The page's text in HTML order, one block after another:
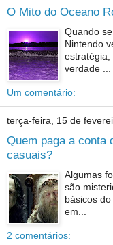
O Mito do Oceano
Quando
Nintendo
estratégia,
verdade ...
Um comentário:
terça-feira, 15 de
Quem paga a conta
casuais?
Algumas
são
básicos
em...
2 comentários: